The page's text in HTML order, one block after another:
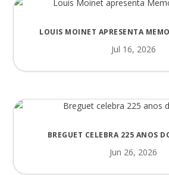
LOUIS MOINET APRESENTA
Jul 16, 2026
BREGUET CELEBRA 225 ANOS
Jun 26, 2026